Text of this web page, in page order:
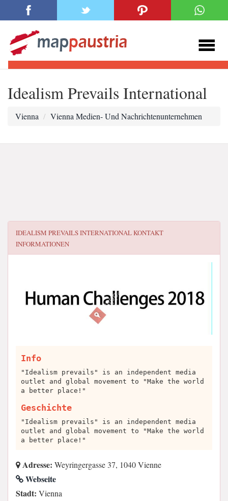
Idealism Prevails International
Vienna Vienna Medien- Und Nachrichtenunternehmen
IDEALISM PREVAILS INTERNATIONALKONTAKT
INFORMATIONEN
Info
"Idealism prevails" is an independent media
outlet and global movement to "Make the world
a better place!"
Geschichte
"Idealism prevails" is an independent media
outlet and global movement to "Make the world
a better place!"
Adresse: Weyringergasse 37, 1040 Vienne
Webseite
Stadt: Vienna